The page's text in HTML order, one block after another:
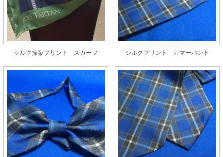
シルク捺染プリント スカーフ シルクプリント カマーバンド